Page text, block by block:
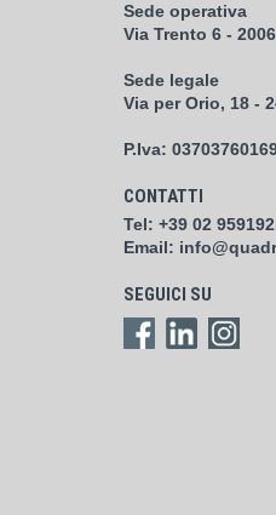
Sede operativa
Via Trento 6 -
Sede legale
Via per Orio, 18 -
P.Iva:
CONTATTI
Tel: +39 02
Email:
SEGUICI SU